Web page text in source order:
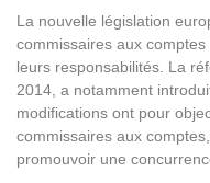
La nouvelle législation
commissaires aux
leurs responsabilités. La
2014, a notamment
modifications ont pour
commissaires aux
promouvoir une